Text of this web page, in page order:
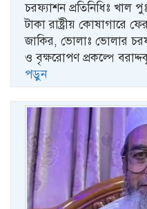
চরফ্যাশন প্রতিনিধিঃ খাল
টাকা রাষ্ট্রীয়
জাকির, ভোলাঃ ভোলার
ও বৃক্ষরোপণ প্রকল্পে
পড়ুন